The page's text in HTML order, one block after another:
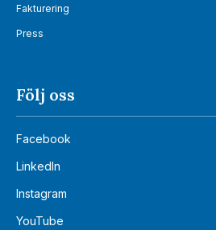
Fakturering
Press
Följ oss
Facebook
LinkedIn
Instagram
YouTube